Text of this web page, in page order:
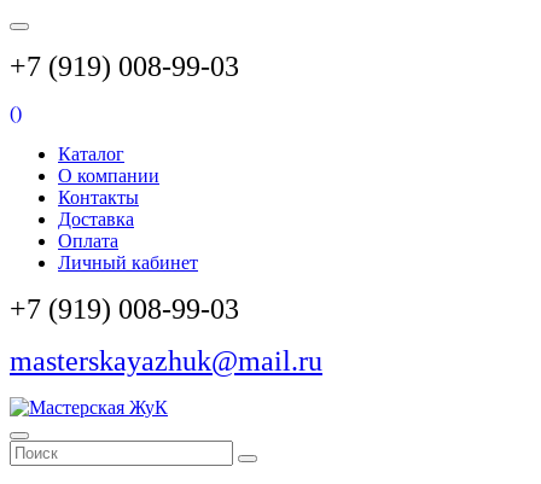
+7 (919) 008-99-03
()
Каталог
О компании
Контакты
Доставка
Оплата
Личный кабинет
+7 (919) 008-99-03
masterskayazhuk@mail.ru